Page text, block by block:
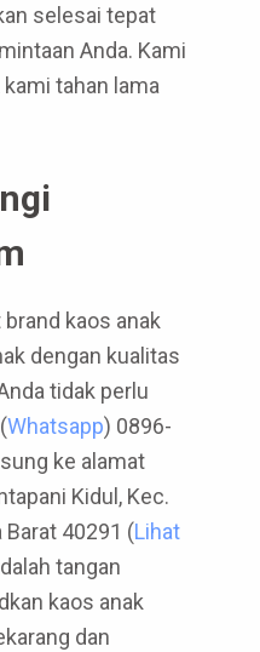
selesai tepat
Anda. Kami
tahan lama
kaos anak
dengan kualitas
tidak perlu
Whatsapp) 0896-
ke alamat
Kidul, Kec.
Barat 40291 (Lihat
tangan
kaos anak
dan